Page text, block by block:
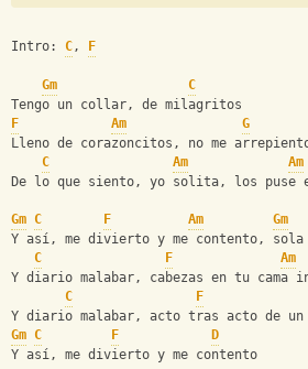
Intro: C, F
Gm
C
Tengo un collar, de milagritos
F
Am
G
Lleno de corazoncitos, no me
C
Am
Am
De lo que siento, yo solita, los puse
Gm C F Am
Gm
Y así, me divierto y me contento, sola
C
F Am
Y diario malabar, cabezas en tu cama
C
F
Y diario malabar, acto tras acto de un
Gm C F
D
Y así, me divierto y me contento